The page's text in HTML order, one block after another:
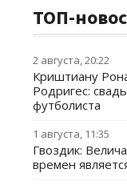
ТОП-
2 августа, 20:22
Криштиану
Родригес:
футболиста
1 августа, 11:35
Гвоздик:
времен